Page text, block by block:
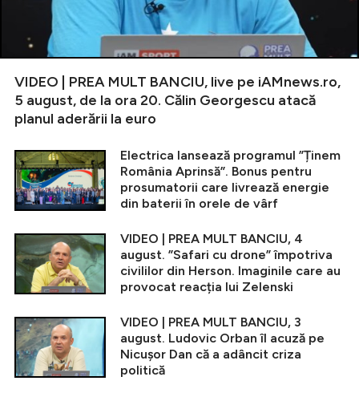
VIDEO | PREA MULT BANCIU, live pe iAMnews.ro,
5 august, de la ora 20. Călin Georgescu atacă
planul aderării la euro
Electrica lansează programul ”Ținem
România Aprinsă”. Bonus pentru
prosumatorii care livrează energie
din baterii în orele de vârf
VIDEO | PREA MULT BANCIU, 4
august. ”Safari cu drone” împotriva
civililor din Herson. Imaginile care au
provocat reacția lui Zelenski
VIDEO | PREA MULT BANCIU, 3
august. Ludovic Orban îl acuză pe
Nicușor Dan că a adâncit criza
politică